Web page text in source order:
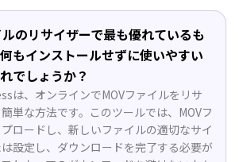
のリサイザーで最も優れているも
もインストールせずに使いやすい
でしょうか？
は、オンラインでMOVファイルをリサ
単な方法です。このツールでは、MOVフ
ロードし、新しいファイルの適切なサイ
設定し、ダウンロードを完了する必要が